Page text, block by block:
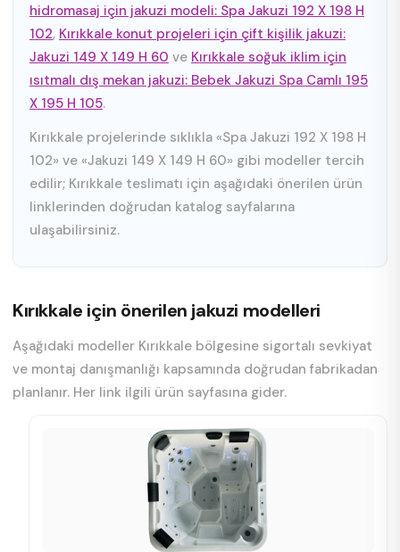
hidromasaj için jakuzi modeli: Spa Jakuzi 192 X 198 H
102, Kırıkkale konut projeleri için çift kişilik jakuzi:
Jakuzi 149 X 149 H 60 ve Kırıkkale soğuk iklim için
ısıtmalı dış mekan jakuzi: Bebek Jakuzi Spa Camlı 195
X 195 H 105.
Kırıkkale projelerinde sıklıkla «Spa Jakuzi 192 X 198 H
102» ve «Jakuzi 149 X 149 H 60» gibi modeller tercih
edilir; Kırıkkale teslimatı için aşağıdaki önerilen ürün
linklerinden doğrudan katalog sayfalarına
ulaşabilirsiniz.
Kırıkkale için önerilen jakuzi modelleri
Aşağıdaki modeller Kırıkkale bölgesine sigortalı sevkiyat
ve montaj danışmanlığı kapsamında doğrudan fabrikadan
planlanır. Her link ilgili ürün sayfasına gider.